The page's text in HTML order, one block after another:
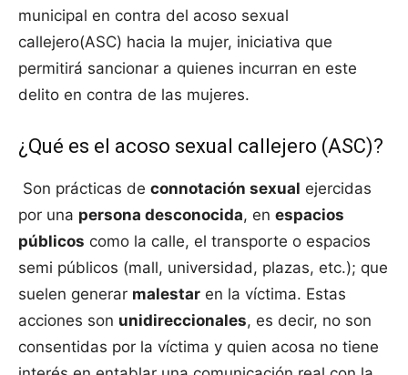
municipal en contra del acoso sexual
callejero(ASC) hacia la mujer, iniciativa que
permitirá sancionar a quienes incurran en este
delito en contra de las mujeres.
¿Qué es el acoso sexual callejero (ASC)?
Son prácticas de connotación sexual ejercidas
por una persona desconocida, en espacios
públicos como la calle, el transporte o espacios
semi públicos (mall, universidad, plazas, etc.); que
suelen generar malestar en la víctima. Estas
acciones son unidireccionales, es decir, no son
consentidas por la víctima y quien acosa no tiene